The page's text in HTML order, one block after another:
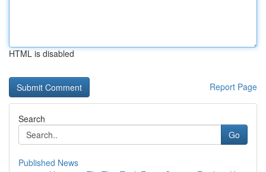
HTML is disabled
Report Page
Search
Go
Published News